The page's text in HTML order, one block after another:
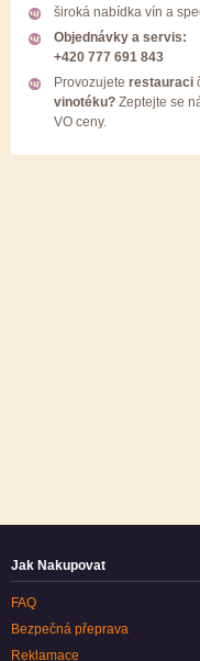
široká nabídka vín a
Objednávky a servis:
+420 777 691 843
Provozujete restauraci
vinotéku? Zeptejte se
VO ceny.
Jak Nakupovat
FAQ
Bezpečná přeprava
Reklamace